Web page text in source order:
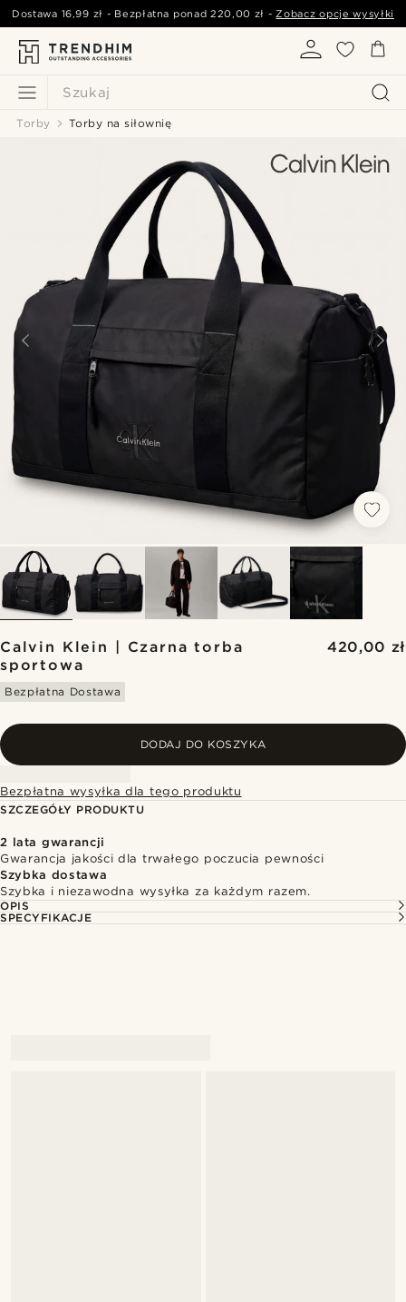
Szukaj
Dostawa 16,99 zł - Bezpłatna ponad220,00 zł -Zobacz opcje wysyłki
Torby Torby na siłownię
Calvin Klein | Czarna torba
sportowa
420,00 zł
Bezpłatna Dostawa
DODAJ DO KOSZYKA
Bezpłatna wysyłka dla tego produktu
SZCZEGÓŁY PRODUKTU
2 lata gwarancji
Gwarancja jakości dla trwałego poczucia pewności
Szybka dostawa
Szybka i niezawodna wysyłka za każdym razem.
OPIS
SPECYFIKACJE